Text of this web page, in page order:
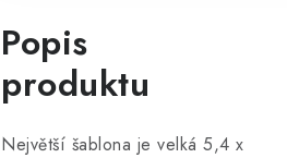
Popis
produktu
Největší šablona je velká 5,4 x